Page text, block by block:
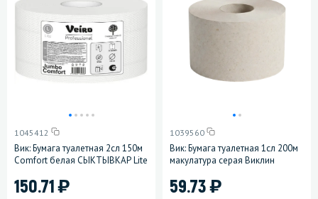
1045412
Вик: Бумага туалетная 2сл 150м
Comfort белая СЫКТЫВКАР Lite
150.71)
1039560
Вик: Бумага туалетная 1сл 200м
макулатура серая Виклин
59.73)